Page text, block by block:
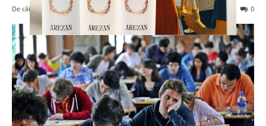
De către admin - 14 martie 2014 0